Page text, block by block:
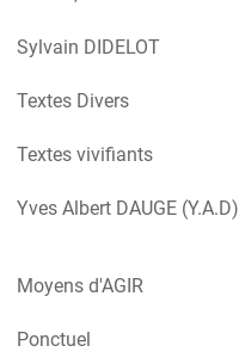
Sylvain DIDELOT
Textes Divers
Textes vivifiants
Yves Albert DAUGE (Y.A.D)
Moyens d'AGIR
Ponctuel